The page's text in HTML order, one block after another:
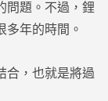
問題。不過，鋰
多年的時間。
合，也就是將過